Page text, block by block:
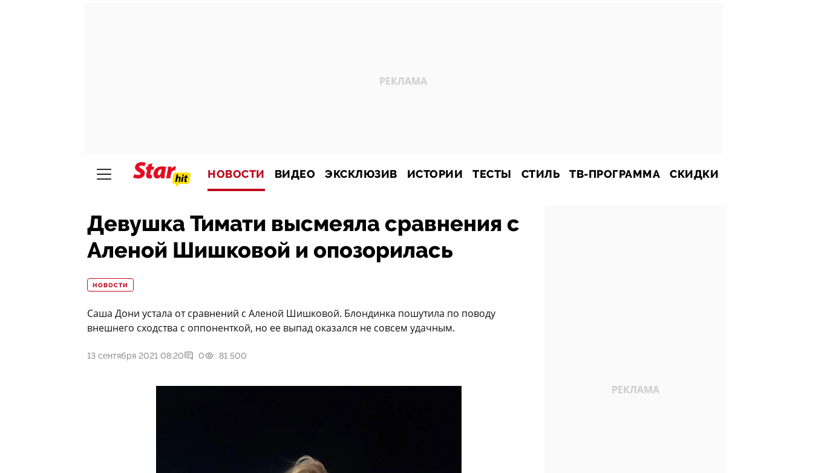
НОВОСТИ ВИДЕО ЭКСКЛЮЗИВ ИСТОРИИ ТЕСТЫ СТИЛЬ ТВ-ПРОГРАММА СКИДКИ
Девушка Тимати высмеяла сравнения с
Аленой Шишковой и опозорилась
НОВОСТИ
Саша Дони устала от сравнений с Аленой Шишковой. Блондинка пошутила по поводу
внешнего сходства с оппоненткой, но ее выпад оказался не совсем удачным.
13 сентября 2021 08:20 0 81 500